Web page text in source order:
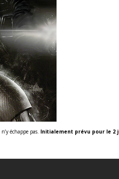
n’y échappe pas. Initialement prévu pour le 2